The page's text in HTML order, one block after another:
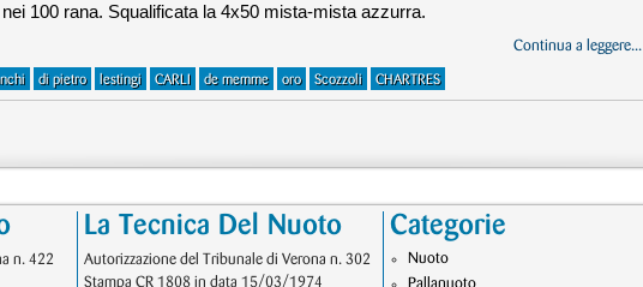
100 rana. Squalificata la 4x50 mista-mista azzurra.
Continua a leggere...
di pietro lestingi CARLI de memme oro Scozzoli CHARTRES
n. 422
La Tecnica Del Nuoto
Autorizzazione del Tribunale di Verona n. 302
Stampa CR 1808 in data 15/03/1974
Categorie
Nuoto
Pallanuoto